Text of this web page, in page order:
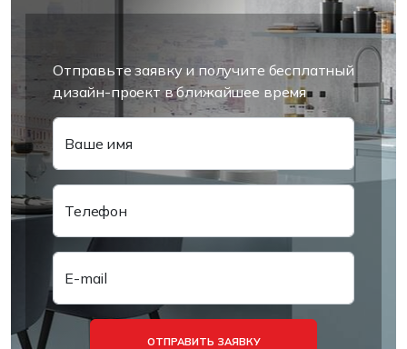
Отправьте заявку и получите бесплатный
дизайн-проект в ближайшее время
Ваше имя
Телефон
E-mail
ОТПРАВИТЬ ЗАЯВКУ